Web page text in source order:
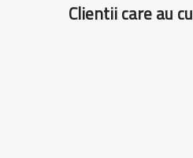
Clientii care au